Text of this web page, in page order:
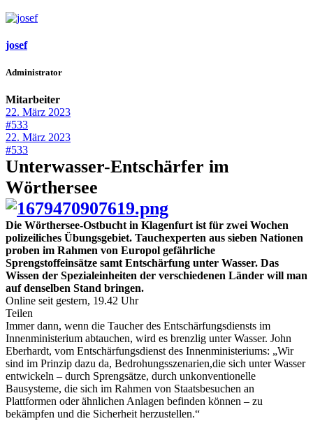
josef
Administrator
Mitarbeiter
22. März 2023
#533
22. März 2023
#533
Unterwasser-Entschärfer im
Wörthersee
Die Wörthersee-Ostbucht in Klagenfurt ist für zwei Wochen
polizeiliches Übungsgebiet. Tauchexperten aus sieben Nationen
proben im Rahmen von Europol gefährliche
Sprengstoffeinsätze samt Entschärfung unter Wasser. Das
Wissen der Spezialeinheiten der verschiedenen Länder will man
auf denselben Stand bringen.
Online seit gestern, 19.42 Uhr
Teilen
Immer dann, wenn die Taucher des Entschärfungsdiensts im
Innenministerium abtauchen, wird es brenzlig unter Wasser. John
Eberhardt, vom Entschärfungsdienst des Innenministeriums: „Wir
sind im Prinzip dazu da, Bedrohungsszenarien,die sich unter Wasser
entwickeln – durch Sprengsätze, durch unkonventionelle
Bausysteme, die sich im Rahmen von Staatsbesuchen an
Plattformen oder ähnlichen Anlagen befinden können – zu
bekämpfen und die Sicherheit herzustellen.“